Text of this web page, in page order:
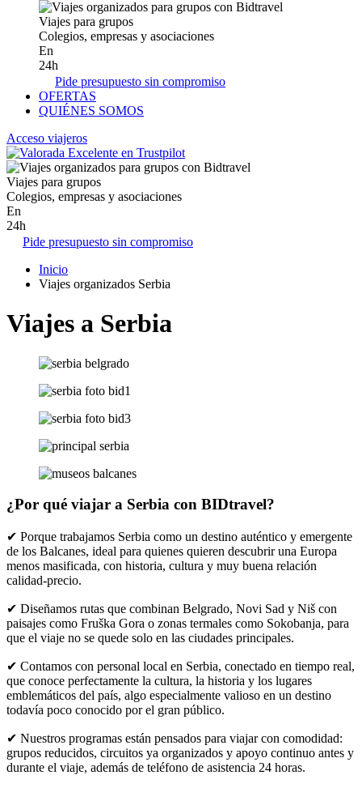
Viajes para grupos
Colegios, empresas y asociaciones
En
24h
Pide presupuesto sin compromiso
OFERTAS
QUIÉNES SOMOS
Acceso viajeros
Viajes para grupos
Colegios, empresas y asociaciones
En
24h
Pide presupuesto sin compromiso
Inicio
Viajes organizados Serbia
Viajes a Serbia
¿Por qué viajar a Serbia con BIDtravel?
✔ Porque trabajamos Serbia como un destino auténtico y emergente
de los Balcanes, ideal para quienes quieren descubrir una Europa
menos masificada, con historia, cultura y muy buena relación
calidad-precio.
✔ Diseñamos rutas que combinan Belgrado, Novi Sad y Niš con
paisajes como Fruška Gora o zonas termales como Sokobanja, para
que el viaje no se quede solo en las ciudades principales.
✔ Contamos con personal local en Serbia, conectado en tiempo real,
que conoce perfectamente la cultura, la historia y los lugares
emblemáticos del país, algo especialmente valioso en un destino
todavía poco conocido por el gran público.
✔ Nuestros programas están pensados para viajar con comodidad:
grupos reducidos, circuitos ya organizados y apoyo continuo antes y
durante el viaje, además de teléfono de asistencia 24 horas.